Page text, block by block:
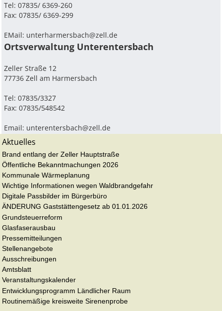
Tel: 07835/ 6369-260
Fax: 07835/ 6369-299
EMail: unterharmersbach@zell.de
Ortsverwaltung Unterentersbach
Zeller Straße 12
77736 Zell am Harmersbach
Tel: 07835/3327
Fax: 07835/548542
Email: unterentersbach@zell.de
Aktuelles
Brand entlang der Zeller Hauptstraße
Öffentliche Bekanntmachungen 2026
Kommunale Wärmeplanung
Wichtige Informationen wegen Waldbrandgefahr
Digitale Passbilder im Bürgerbüro
ÄNDERUNG Gaststättengesetz ab 01.01.2026
Grundsteuerreform
Glasfaserausbau
Pressemitteilungen
Stellenangebote
Ausschreibungen
Amtsblatt
Veranstaltungskalender
Entwicklungsprogramm Ländlicher Raum
Routinemäßige kreisweite Sirenenprobe